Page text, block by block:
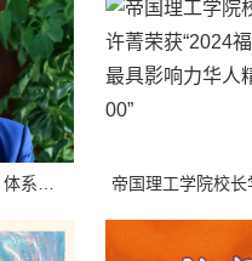
周建华：理念引领，体系发力，AI 赋能，让体育成为育人“强引擎”